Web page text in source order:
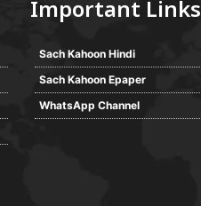
Important Links
Sach Kahoon Hindi
Sach Kahoon Epaper
WhatsApp Channel